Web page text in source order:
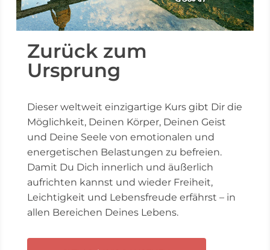
Zurück zum
Ursprung
Dieser weltweit einzigartige Kurs gibt Dir die
Möglichkeit, Deinen Körper, Deinen Geist
und Deine Seele von emotionalen und
energetischen Belastungen zu befreien.
Damit Du Dich innerlich und äußerlich
aufrichten kannst und wieder Freiheit,
Leichtigkeit und Lebensfreude erfährst – in
allen Bereichen Deines Lebens.